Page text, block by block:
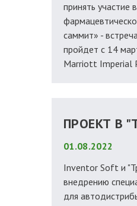
принять участие
саммит» -
пройдет с 14
Marriott Imperial
ПРОЕКТ В
01.08.2022
Inventor Soft и
внедрению
для